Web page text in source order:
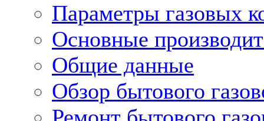
Параметры газовых
Основные
Общие данные
Обзор бытового